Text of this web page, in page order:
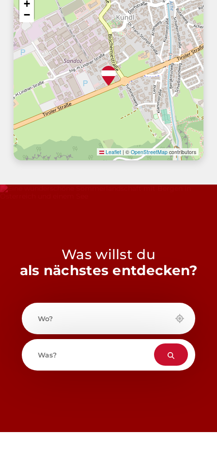
+
−
Leaflet | © OpenStreetMap contributors
Was willst du
als nächstes entdecken?
Wo?
Was?